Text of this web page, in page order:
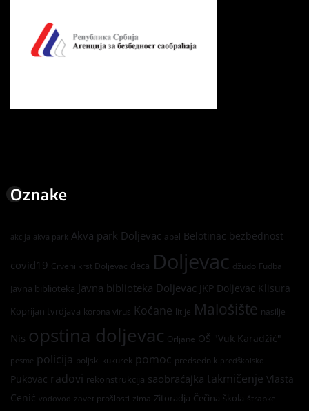
Oznake
akcija akva park Akva park Doljevac apel Belotinac bezbednost
covid19 Crveni krst Doljevac deca Doljevac džudo Fudbal
Javna biblioteka Javna biblioteka Doljevac JKP Doljevac Klisura
Koprijan tvrdjava korona virus Kočane litije Malošište nasilje
Nis opstina doljevac Orljane OŠ "Vuk Karadžić"
pesme policija poljski kukurek pomoc predsednik predškolsko
Pukovac radovi rekonstrukcija saobraćajka takmičenje Vlasta
Cenić vodovod zavet prošlosti zima Zitoradja Čečina škola štrapke